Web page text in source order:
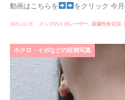
動画はこちらを
をクリック 今
2021.12.19 メンズのイボレーザー, 脂漏性角化症,
ホクロ・イボなどの症例写真